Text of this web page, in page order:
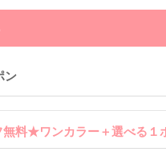
ン
無料★ワンカラー＋選べる１